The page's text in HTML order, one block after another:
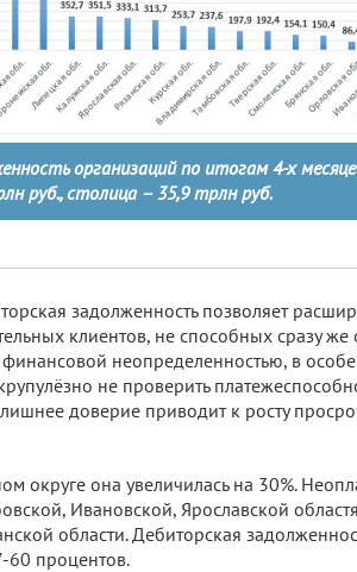
организаций по итогам 4-х
руб., столица – 35,9 трлн руб.
задолженность позволяет
клиентов, не способных сразу же
финансовой неопределенностью, в
не проверить
доверие приводит к росту
округе она увеличилась на 30%.
Ивановской, Ярославской
области. Дебиторская
60 процентов.